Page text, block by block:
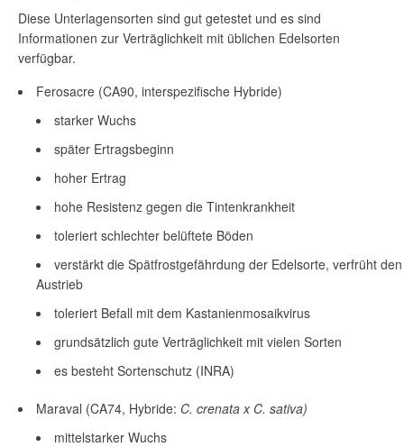
Diese Unterlagensorten sind gut getestet und es sind
Informationen zur Verträglichkeit mit üblichen Edelsorten
verfügbar.
Ferosacre (CA90, interspezifische Hybride)
starker Wuchs
später Ertragsbeginn
hoher Ertrag
hohe Resistenz gegen die Tintenkrankheit
toleriert schlechter belüftete Böden
verstärkt die Spätfrostgefährdung der Edelsorte, verfrüht den
Austrieb
toleriert Befall mit dem Kastanienmosaikvirus
grundsätzlich gute Verträglichkeit mit vielen Sorten
es besteht Sortenschutz (INRA)
Maraval (CA74, Hybride: C. crenata x C. sativa)
mittelstarker Wuchs